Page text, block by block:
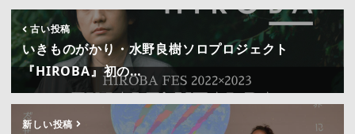
古い投稿
いきものがかり・水野良樹ソロプロジェクト
『HIROBA』初の…
新しい投稿